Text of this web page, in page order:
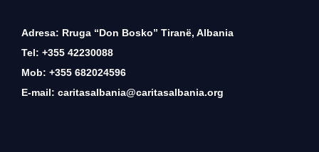
Adresa: Rruga “Don Bosko” Tiranë, Albania
Tel: +355 42230088
Mob: +355 682024596
E-mail: caritasalbania@caritasalbania.org